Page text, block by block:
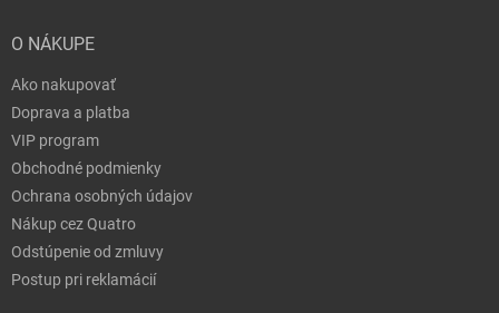
O NÁKUPE
Ako nakupovať
Doprava a platba
VIP program
Obchodné podmienky
Ochrana osobných údajov
Nákup cez Quatro
Odstúpenie od zmluvy
Postup pri reklamácií